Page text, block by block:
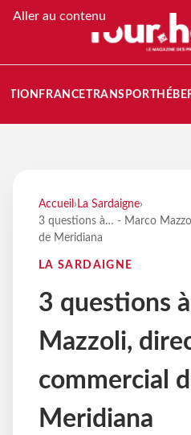
Aller au contenu
FRANCETRANSPORT
Accueil › La Sardaigne›
3 questions à… - Marco
de Meridiana
LA SARDAIGNE
3 questions
Mazzoli,
commercial
Meridiana